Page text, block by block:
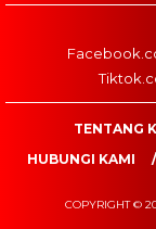
TENTANG
HUBUNGI KAMI
COPYRIGHT ©